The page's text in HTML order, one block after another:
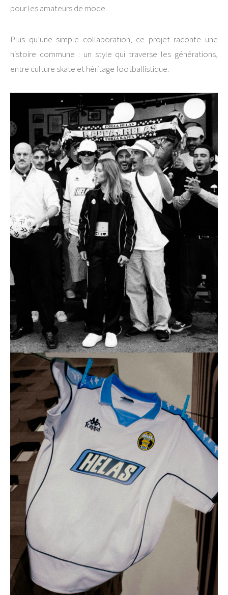
pour les amateurs de mode.
Plus qu’une simple collaboration, ce projet raconte une
histoire commune : un style qui traverse les générations,
entre culture skate et héritage footballistique.